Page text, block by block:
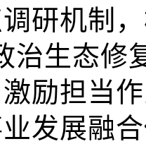
研机制
治生态修
励担当
发展融